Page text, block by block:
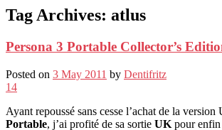
Tag Archives: atlus
Persona 3 Portable Collector’s
Posted on 3 May 2011 by Dentifritz
14
Ayant repoussé sans cesse l’achat de la version
Portable, j’ai profité de sa sortie UK pour